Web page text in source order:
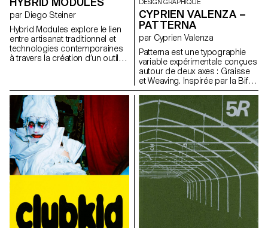
par Diego Steiner
Hybrid Modules explore le lien
entre artisanat traditionnel et
technologies contemporaines
à travers la création d’un outil
manuelle. Conçu sur une grille,
l’alphabet modulaire devient un
ensemble de matrices
physiques, insérables à la main
dans la presse. Le processus
lent et répétitif fait partie
intégrante du langage visuel,
rendant visible le temps et le
soin du geste. Une série
d’affiches au format A2
promeut un cycle de
conférences fictives intitulé
“ART, CRAFT & TECHNOLOGY –
Guests in Switzerland”.
DESIGN GRAPHIQUE
CYPRIEN VALENZA –
PATTERNA
par Cyprien Valenza
Patterna est une typographie
variable expérimentale conçues
autour de deux axes : Graisse
et Weaving. Inspirée par la Bifur
de Cassandre des années 30
et de l’ordonnancement des fils
sur les métiers Jacquard.
Patterna repose sur une grille
rigoureuse qui structure formes
et espacements. Son système
de couches modulable permet
de jouer graphiquement avec
les variations, rendant chaque
composition dynamique. De
nombreuses alternates
renforcent sa richesse formelle.
Patterna remet en question les